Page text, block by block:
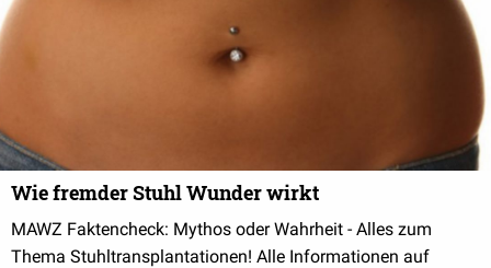
Wie fremder Stuhl Wunder wirkt
MAWZ Faktencheck: Mythos oder Wahrheit - Alles zum
Thema Stuhltransplantationen! Alle Informationen auf